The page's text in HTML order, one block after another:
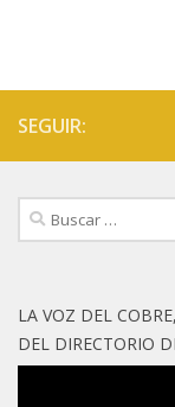
SEGUIR:
Buscar:
LA VOZ DEL
DEL DIRECTORIO